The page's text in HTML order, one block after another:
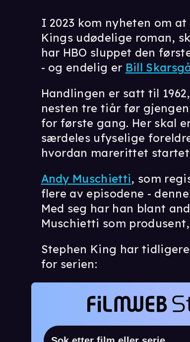
I 2023 kom nyheten om
Kings udødelige roman,
har HBO sluppet den
- og endelig er Bill
Handlingen er satt til
nesten tre tiår før
for første gang. Her skal
særdeles ufyselige
hvordan marerittet
Andy Muschietti, som
flere av episodene -
Med seg har han blant
Muschietti som
Stephen King har
for serien: